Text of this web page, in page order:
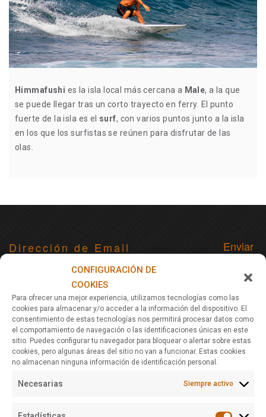
Himmafushi es la isla local más cercana a Male, a la que
se puede llegar tras un corto trayecto en ferry. El punto
fuerte de la isla es el surf, con varios puntos junto a la isla
en los que los surfistas se reúnen para disfrutar de las
olas.
CONFIGURACIÓN DE
COOKIES
Para ofrecer una mejor experiencia, utilizamos tecnologías como las
cookies para almacenar y/o acceder a la información del dispositivo. El
consentimiento de estas tecnologías nos permitirá procesar datos como
el comportamiento de navegación o las identificaciones únicas en este
sitio. Puedes configurar tu navegador para bloquear o alertar sobre estas
cookies, pero algunas áreas del sitio no van a funcionar. Estas cookies
no almacenan ninguna información de identificación personal.
Necesarias Siempre activo
Para recibir noticias, actualizaciones y ofertas de viajes vía
Acerca De Nomads Maldives
Nomads Maldives es una agencia de viajes especializada en
planificar y ofrecer viajes a Maldivas. Diferentes itinerarios a
presupuestos. Viajes de relax y playa, low-cost, resorts, buceo,